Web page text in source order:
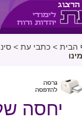
הבית > כתבי עת >
יחסה